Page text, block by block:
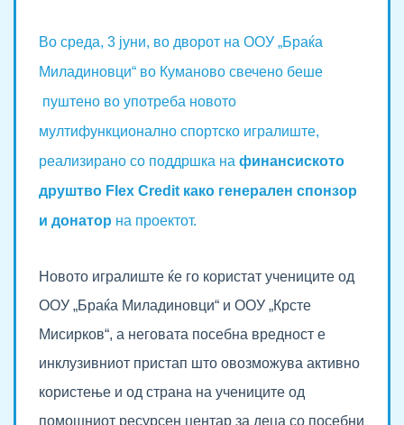
Во среда, 3 јуни, во дворот на ООУ „Браќа
Миладиновци“ во Куманово свечено беше
пуштено во употреба новото
мултифункционално спортско игралиште,
реализирано со поддршка на финансиското
друштво Flex Credit како генерален спонзор
и донатор на проектот.
Новото игралиште ќе го користат учениците од
ООУ „Браќа Миладиновци“ и ООУ „Крсте
Мисирков“, а неговата посебна вредност е
инклузивниот пристап што овозможува активно
користење и од страна на учениците од
помошниот ресурсен центар за деца со посебни